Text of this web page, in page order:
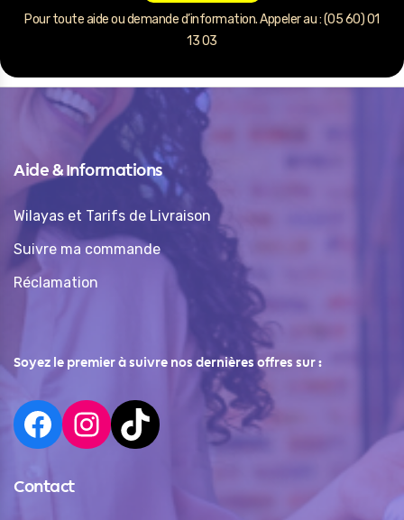
Pour toute aide ou demande d’information. Appeler au : (05 60) 01
13 03
Aide & Informations
Wilayas et Tarifs de Livraison
Suivre ma commande
Réclamation
Soyez le premier à suivre nos dernières offres sur :
Contact